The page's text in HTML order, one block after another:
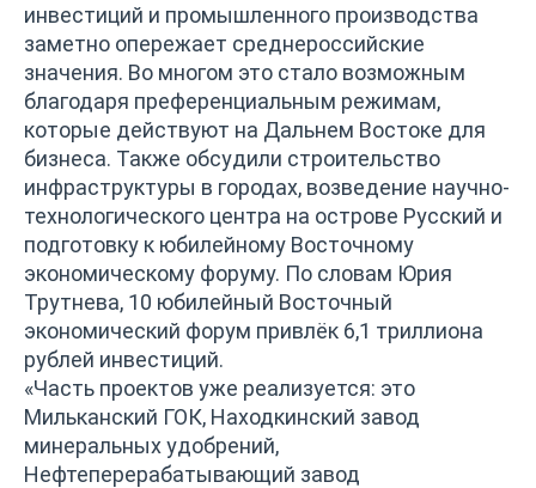
инвестиций и промышленного производства
заметно опережает среднероссийские
значения. Во многом это стало возможным
благодаря преференциальным режимам,
которые действуют на Дальнем Востоке для
бизнеса. Также обсудили строительство
инфраструктуры в городах, возведение научно-
технологического центра на острове Русский и
подготовку к юбилейному Восточному
экономическому форуму. По словам Юрия
Трутнева, 10 юбилейный Восточный
экономический форум привлёк 6,1 триллиона
рублей инвестиций.
«Часть проектов уже реализуется: это
Мильканский ГОК, Находкинский завод
минеральных удобрений,
Нефтеперерабатывающий завод